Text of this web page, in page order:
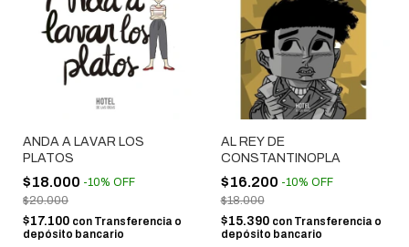
ANDA A LAVAR LOS
PLATOS
$18.000 -10% OFF
$20.000
$17.100 con Transferencia o
depósito bancario
AL REY DE
CONSTANTINOPLA
$16.200 -10% OFF
$18.000
$15.390 con Transferencia o
depósito bancario